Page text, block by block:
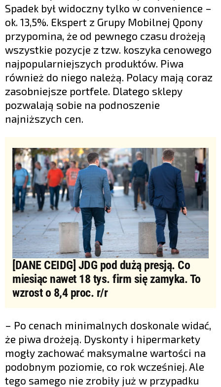
Spadek był widoczny tylko w convenience –
ok. 13,5%. Ekspert z Grupy Mobilnej Qpony
przypomina, że od pewnego czasu drożeją
wszystkie pozycje z tzw. koszyka cenowego
najpopularniejszych produktów. Piwa
również do niego należą. Polacy mają coraz
zasobniejsze portfele. Dlatego sklepy
pozwalają sobie na podnoszenie
najniższych cen.
[DANE CEIDG] JDG pod dużą presją. Co
miesiąc nawet 18 tys. firm się zamyka. To
wzrost o 8,4 proc. r/r
– Po cenach minimalnych doskonale widać,
że piwa drożeją. Dyskonty i hipermarkety
mogły zachować maksymalne wartości na
podobnym poziomie, co rok wcześniej. Ale
tego samego nie zrobiły już w przypadku